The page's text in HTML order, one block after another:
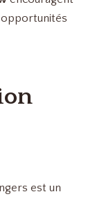
est un